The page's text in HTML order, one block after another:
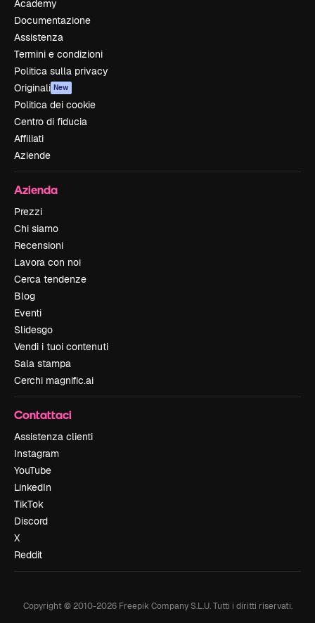
Academy
Documentazione
Assistenza
Termini e condizioni
Politica sulla privacy
Originali New
Politica dei cookie
Centro di fiducia
Affiliati
Aziende
Azienda
Prezzi
Chi siamo
Recensioni
Lavora con noi
Cerca tendenze
Blog
Eventi
Slidesgo
Vendi i tuoi contenuti
Sala stampa
Cerchi magnific.ai
Contattaci
Assistenza clienti
Instagram
YouTube
LinkedIn
TikTok
Discord
X
Reddit
Copyright © 2010-2026Freepik Company S.L.U. Tutti i diritti riservati.